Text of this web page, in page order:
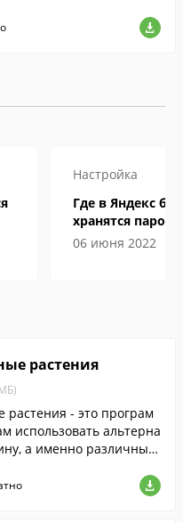
и дракончики могу
свою воспитательн
Настройка
Где в Яндекс
хранятся пароли
06 июня 2022
растения
растения - это програм
использовать альтерна
а именно различные